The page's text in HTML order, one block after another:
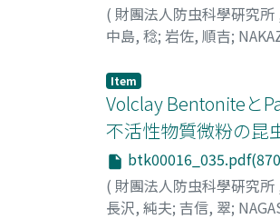
( 財團法人防虫科學硏究所
中島, 稔; 岩佐, 順吉;
Item
Volclay Bentoniteと
不活性物質微粉の昆
( 財團法人防虫科學硏究所
長沢, 純夫; 吉信, 翠;